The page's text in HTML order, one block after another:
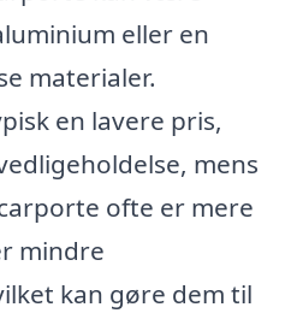
eller en
materialer.
en lavere pris,
mens
ofte er mere
mindre
kan gøre dem til